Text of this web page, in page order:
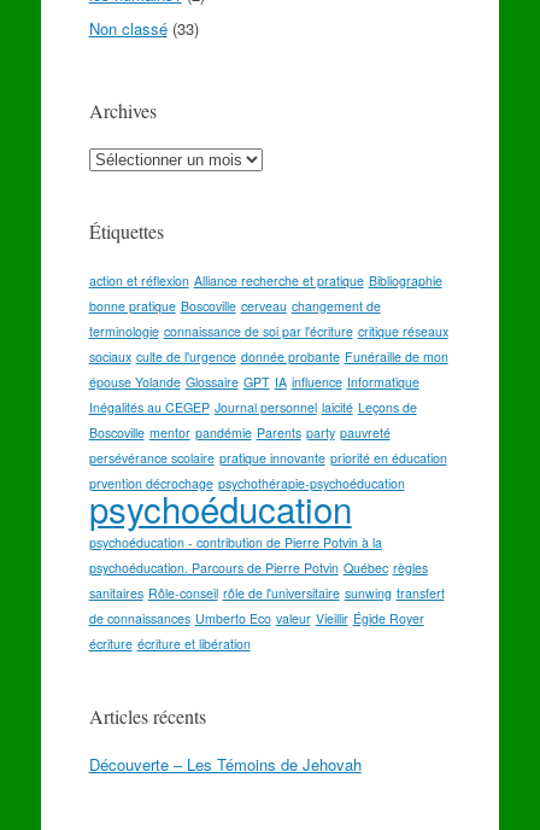
Non classé(33)
Archives
Archives
Étiquettes
action et réflexion Alliance recherche et pratique Bibliographie
bonne pratique Boscoville cerveau changement de
terminologie connaissance de soi par l'écriture critique réseaux
sociaux culte de l'urgence donnée probante Funéraille de mon
épouse Yolande Glossaire GPT IA influence Informatique
Inégalités au CEGEP Journal personnel laicité Leçons de
Boscoville mentor pandémie Parents party pauvreté
persévérance scolaire pratique innovante priorité en éducation
prvention décrochage psychothérapie-psychoéducation
psychoéducation
psychoéducation - contribution de Pierre Potvin à la
psychoéducation. Parcours de Pierre Potvin Québec règles
sanitaires Rôle-conseil rôle de l'universitaire sunwing transfert
de connaissances Umberto Eco valeur Vieillir Égide Royer
écriture écriture et libération
Articles récents
Découverte – Les Témoins de Jehovah